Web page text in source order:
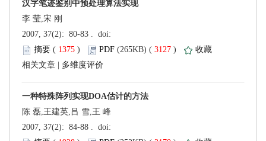
李 莹,宋 刚
( ) 3127 )
陈 磊,王建英,吕 雪,王 峰